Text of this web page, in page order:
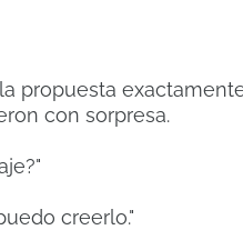
propuesta
con sorpresa.
creerlo."